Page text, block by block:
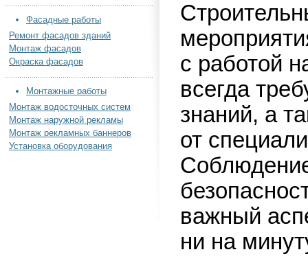
Фасадные работы
Ремонт фасадов зданий
Монтаж фасадов
Окраска фасадов
Монтажные работы
Монтаж водосточных систем
Монтаж наружной рекламы
Монтаж рекламных баннеров
Установка оборудования
с работой
всегда
знаний, а
от
важный
ни на